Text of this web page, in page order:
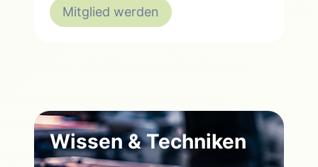
Mitglied werden
Wissen & Techniken